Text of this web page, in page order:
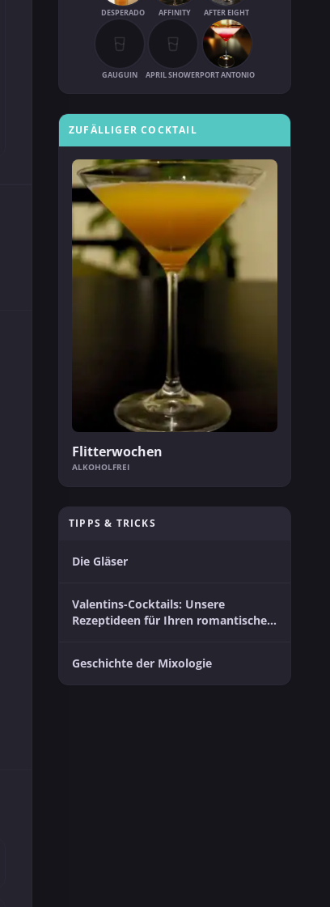
DESPERADO AFFINITY AFTER EIGHT
GAUGUIN APRIL SHOWERPORT ANTONIO
ZUFÄLLIGER COCKTAIL
Flitterwochen
ALKOHOLFREI
TIPPS & TRICKS
Die Gläser
Valentins-Cocktails: Unsere
Rezeptideen für Ihren romantischen
Geschichte der Mixologie